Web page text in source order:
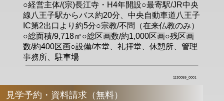
○経営主体/(宗)長江寺・H4年開設○最寄駅/JR中央
線八王子駅からバス約20分、中央自動車道八王子
IC第2出口より約5分○宗教/不問（在来仏教のみ）
○総面積/9,718㎡○総区画数/約1,000区画○残区画
数/約400区画○設備/本堂、礼拝堂、休憩所、管理
事務所、駐車場
1130059_0001
見学予約・資料請求（無料）